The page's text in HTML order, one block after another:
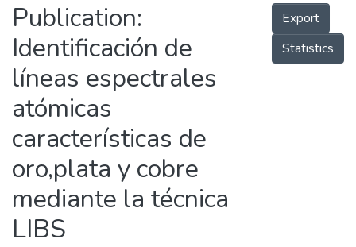
People
Statistics
Publication:
Identificación de
líneas espectrales
atómicas
características de
oro,plata y cobre
mediante la técnica
LIBS
Export
Statistics